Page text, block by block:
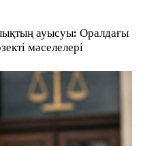
ауысуы: Оралдағы
мәселелері